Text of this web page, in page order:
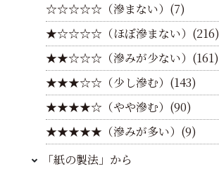
☆☆☆☆☆（滲まない）(7)
★☆☆☆☆（ほぼ滲まない）(216)
★★☆☆☆（滲みが少ない）(161)
★★★☆☆（少し滲む）(143)
★★★★☆（やや滲む）(90)
★★★★★（滲みが多い）(9)
「紙の製法」から